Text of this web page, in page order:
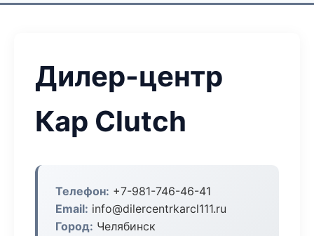
Дилер-центр
Кар Clutch
Телефон: +7-981-746-46-41
Email: info@dilercentrkarcl111.ru
Город: Челябинск